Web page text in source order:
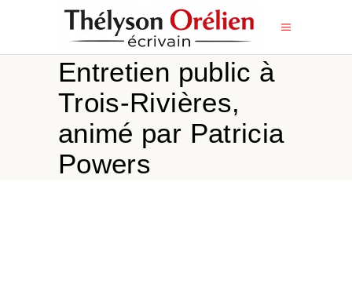
Entretien public à
Trois-Rivières,
animé par Patricia
Powers